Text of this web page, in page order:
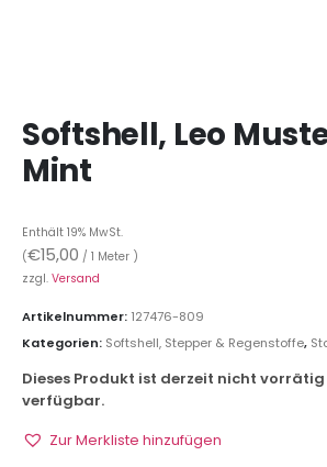
Softshell, Leo
Mint
Enthält 19% MwSt.
(€15,00 / 1 Meter )
zzgl. Versand
Artikelnummer: 127476-809
Kategorien: Softshell, Stepper & Regenstoffe,
Dieses Produkt ist derzeit nicht
verfügbar.
Zur Merkliste hinzufügen